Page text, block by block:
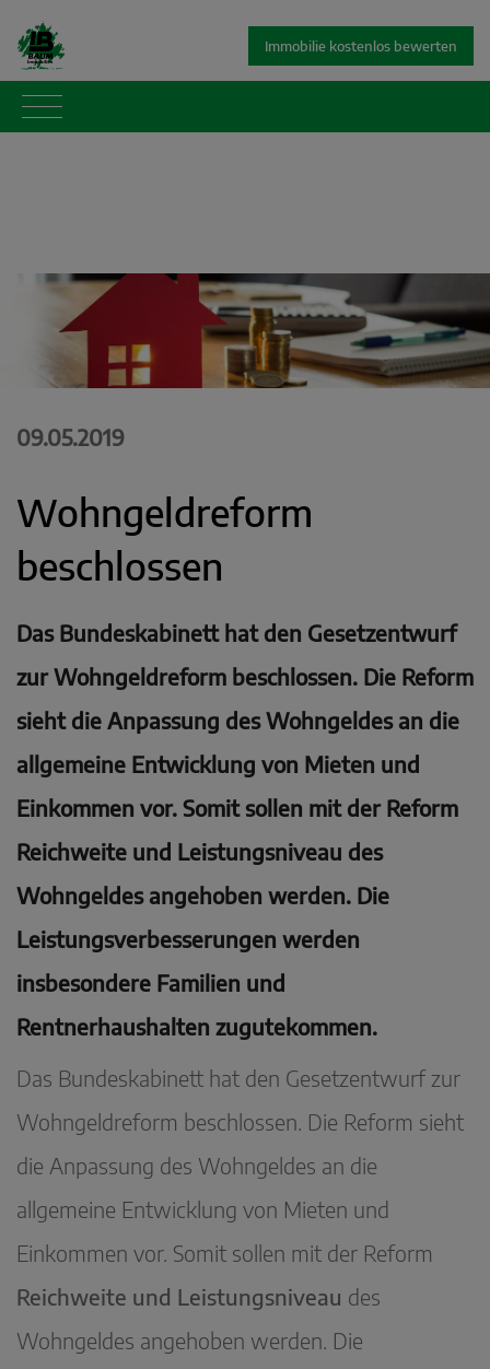
Immobilie kostenlos bewerten
09.05.2019
Wohngeldreform
beschlossen
Das Bundeskabinett hat den Gesetzentwurf
zur Wohngeldreform beschlossen. Die Reform
sieht die Anpassung des Wohngeldes an die
allgemeine Entwicklung von Mieten und
Einkommen vor. Somit sollen mit der Reform
Reichweite und Leistungsniveau des
Wohngeldes angehoben werden. Die
Leistungsverbesserungen werden
insbesondere Familien und
Rentnerhaushalten zugutekommen.
Das Bundeskabinett hat den Gesetzentwurf zur
Wohngeldreform beschlossen. Die Reform sieht
die Anpassung des Wohngeldes an die
allgemeine Entwicklung von Mieten und
Einkommen vor. Somit sollen mit der Reform
Reichweite und Leistungsniveau des
Wohngeldes angehoben werden. Die